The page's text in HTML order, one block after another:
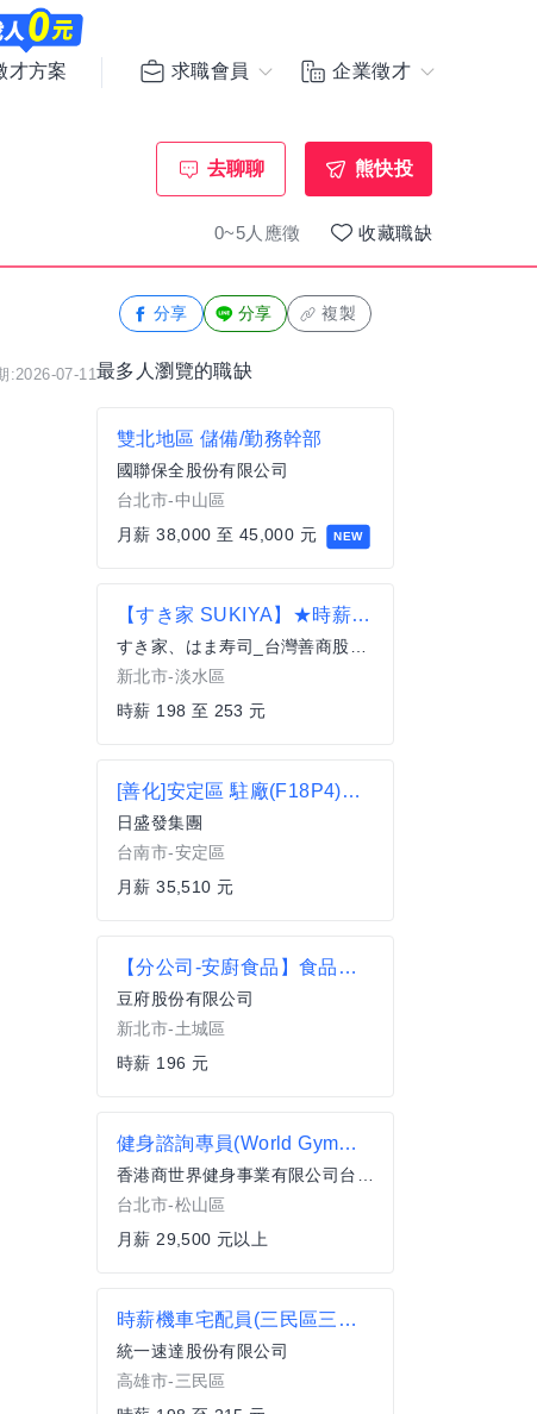
才方案 求職會員 企業徵才
去聊聊 熊快投
0~5人應徵 收藏職缺
:2026-07-11
分享 分享 複製
最多人瀏覽的職缺
NEW
雙北地區 儲備/勤務幹部
國聯保全股份有限公司
台北市-中山區
月薪 38,000 至 45,000 元
【すき家 SUKIYA】★時薪208元起(含全勤)★淡水捷運店
すき家、はま寿司_台灣善商股份有限公司
新北市-淡水區
時薪 198 至 253 元
[善化]安定區 駐廠(F18P4)清潔員-夜班
日盛發集團
台南市-安定區
月薪 35,510 元
【分公司-安廚食品】食品工廠 PT計時 作業員 見紅休
豆府股份有限公司
新北市-土城區
時薪 196 元
健身諮詢專員(World Gym台北南京店)
香港商世界健身事業有限公司台灣分公司
台北市-松山區
月薪 29,500 元以上
時薪機車宅配員(三民區三民所)
統一速達股份有限公司
高雄市-三民區